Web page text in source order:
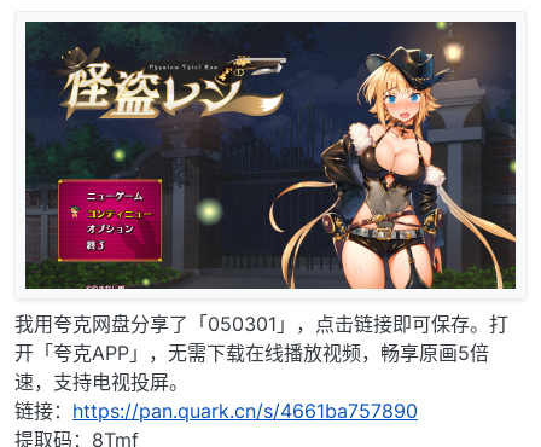
我用夸克网盘分享了「050301」，点击链接即可保存。打
开「夸克APP」，无需下载在线播放视频，畅享原画5倍
速，支持电视投屏。
链接： https://pan.quark.cn/s/4661ba757890
提取码：8Tmf